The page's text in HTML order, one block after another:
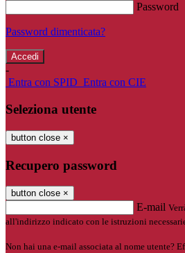
Password
Password dimenticata?
-
Entra con SPID Entra con CIE
Seleziona utente
button close ×
Recupero password
button close ×
E-mail
all'indirizzo indicato con le istruzioni
Non hai una e-mail associata al nome utente?